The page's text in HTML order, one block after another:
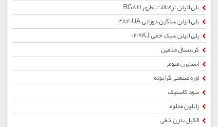
پلی اتیلن ترفتالات بطری BG821
پلی اتیلن سنگین دورانی 3840UA
پلی اتیلن سبک خطی 0209KJ
کریستال ملامین
استایرن منومر
اوره صنعتی گرانوله
سود کاستیک
زایلین مخلوط
الکیل بنزن خطی